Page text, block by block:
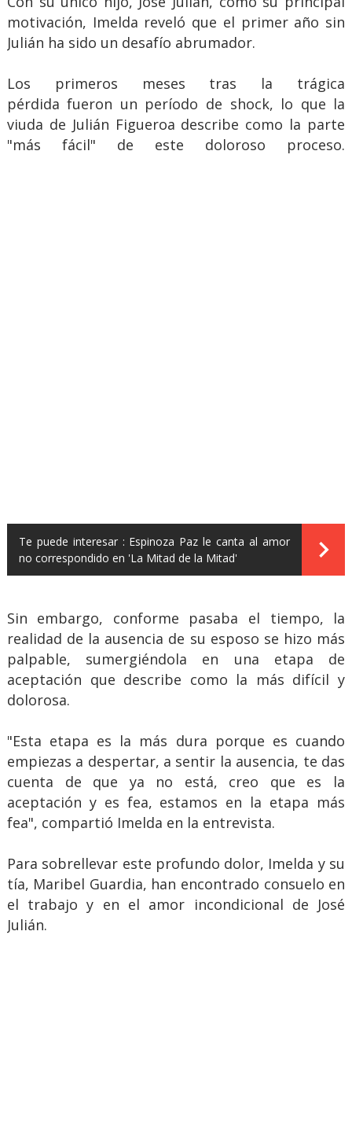
motivación, Imelda reveló que el primer año sin
Julián ha sido un desafío abrumador.
Los primeros meses tras la trágica
pérdida fueron un período de shock, lo que la
viuda de Julián Figueroa describe como la parte
"más fácil" de este doloroso proceso.
Te puede interesar : Espinoza Paz le canta al amor
no correspondido en 'La Mitad de la Mitad'
Sin embargo, conforme pasaba el tiempo, la
realidad de la ausencia de su esposo se hizo más
palpable, sumergiéndola en una etapa de
aceptación que describe como la más difícil y
dolorosa.
"Esta etapa es la más dura porque es cuando
empiezas a despertar, a sentir la ausencia, te das
cuenta de que ya no está, creo que es la
aceptación y es fea, estamos en la etapa más
fea", compartió Imelda en la entrevista.
Para sobrellevar este profundo dolor, Imelda y su
tía, Maribel Guardia, han encontrado consuelo en
el trabajo y en el amor incondicional de José
Julián.